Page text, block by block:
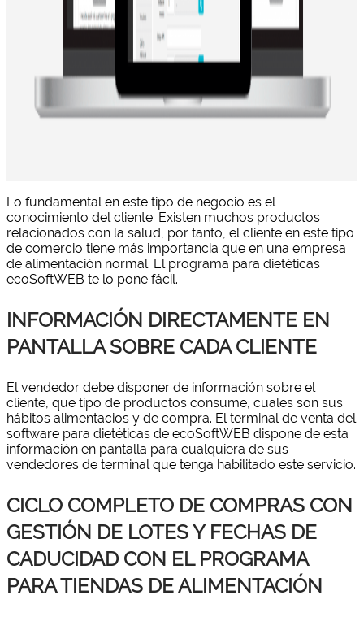
Lo fundamental en este tipo de negocio es el
conocimiento del cliente. Existen muchos productos
relacionados con la salud, por tanto, el cliente en este tipo
de comercio tiene más importancia que en una empresa
de alimentación normal. El programa para dietéticas
ecoSoftWEB te lo pone fácil.
INFORMACIÓN DIRECTAMENTE EN
PANTALLA SOBRE CADA CLIENTE
El vendedor debe disponer de información sobre el
cliente, que tipo de productos consume, cuales son sus
hábitos alimentacios y de compra. El terminal de venta del
software para dietéticas de ecoSoftWEB dispone de esta
información en pantalla para cualquiera de sus
vendedores de terminal que tenga habilitado este servicio.
CICLO COMPLETO DE COMPRAS CON
GESTIÓN DE LOTES Y FECHAS DE
CADUCIDAD CON EL PROGRAMA
PARA TIENDAS DE ALIMENTACIÓN